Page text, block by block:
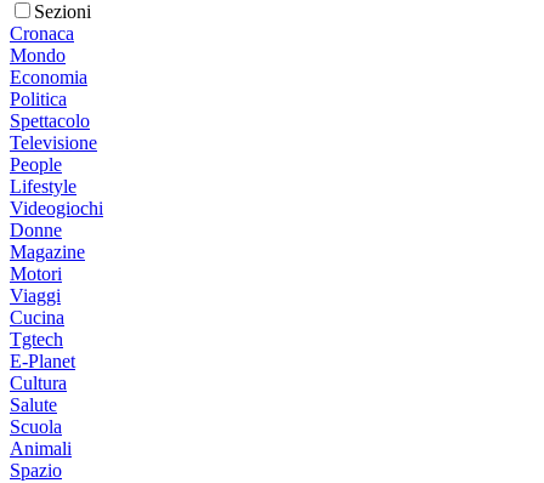
Sezioni
Cronaca
Mondo
Economia
Politica
Spettacolo
Televisione
People
Lifestyle
Videogiochi
Donne
Magazine
Motori
Viaggi
Cucina
Tgtech
E-Planet
Cultura
Salute
Scuola
Animali
Spazio